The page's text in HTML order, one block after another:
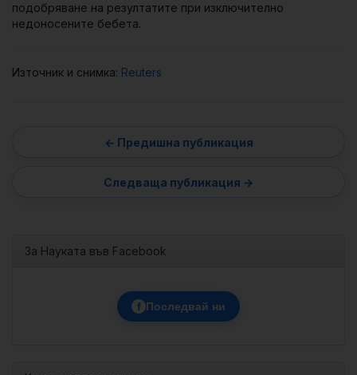
подобряване на резултатите при изключително
недоносените бебета.
Източник и снимка: Reuters
За Науката във Facebook
f Последвай ни